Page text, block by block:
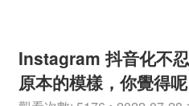
Instagram 抖音化不
原本的模樣，你覺得